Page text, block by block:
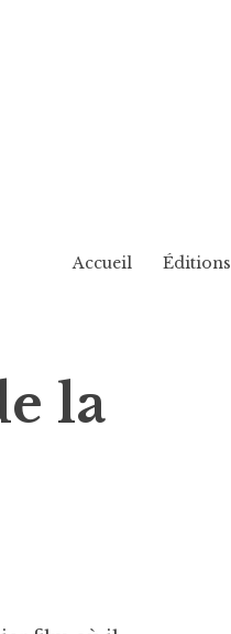
Accueil Éditions
la